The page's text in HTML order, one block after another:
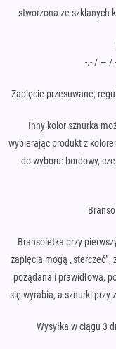
stworzona ze szklanych
-.- / —
Zapięcie przesuwane,
Inny kolor sznurka
wybierając produkt z
do wyboru: bordowy,
Bransoletka przy
zapięcia mogą
pożądana i prawidłowa,
się wyrabia, a sznurki przy
Wysyłka w ciągu 3